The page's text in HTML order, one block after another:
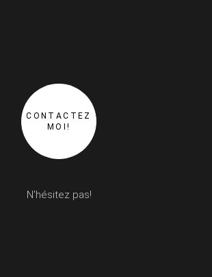
CONTACTEZ
MOI!
N'hésitez pas!